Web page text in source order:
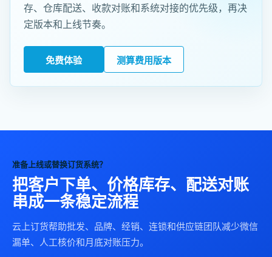
存、仓库配送、收款对账和系统对接的优先级，再决
定版本和上线节奏。
免费体验 测算费用版本
准备上线或替换订货系统？
把客户下单、价格库存、配送对账
串成一条稳定流程
云上订货帮助批发、品牌、经销、连锁和供应链团队减少微信
漏单、人工核价和月底对账压力。